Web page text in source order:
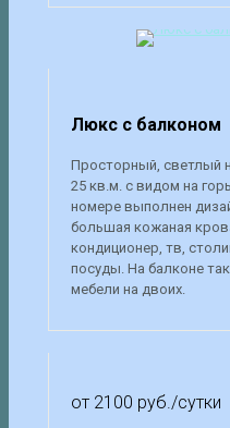
Люкс с балконом
Просторный, светлый
25 кв.м. с видом на
номере выполнен
большая кожаная
кондиционер, тв,
посуды. На балконе
мебели на двоих.
от 2100 руб./сутки